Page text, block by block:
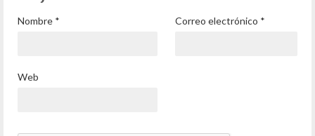
Nombre * Correo electrónico *
Web